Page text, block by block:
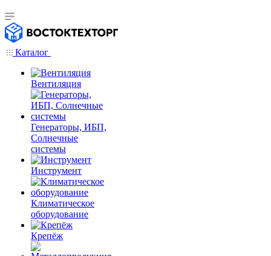
Каталог
Вентиляция
Генераторы, ИБП,
Солнечные
системы
Инструмент
Климатическое
оборудование
Крепёж